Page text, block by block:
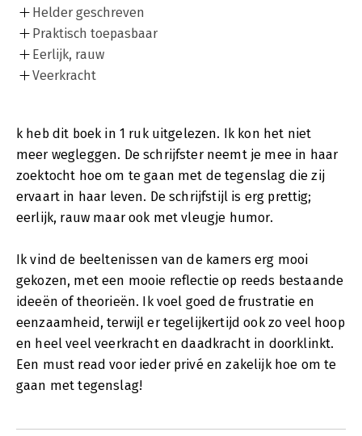
Helder geschreven
Praktisch toepasbaar
Eerlijk, rauw
Veerkracht
k heb dit boek in 1 ruk uitgelezen. Ik kon het niet
meer wegleggen. De schrijfster neemt je mee in haar
zoektocht hoe om te gaan met de tegenslag die zij
ervaart in haar leven. De schrijfstijl is erg prettig;
eerlijk, rauw maar ook met vleugje humor.
Ik vind de beeltenissen van de kamers erg mooi
gekozen, met een mooie reflectie op reeds bestaande
ideeën of theorieën. Ik voel goed de frustratie en
eenzaamheid, terwijl er tegelijkertijd ook zo veel hoop
en heel veel veerkracht en daadkracht in doorklinkt.
Een must read voor ieder privé en zakelijk hoe om te
gaan met tegenslag!